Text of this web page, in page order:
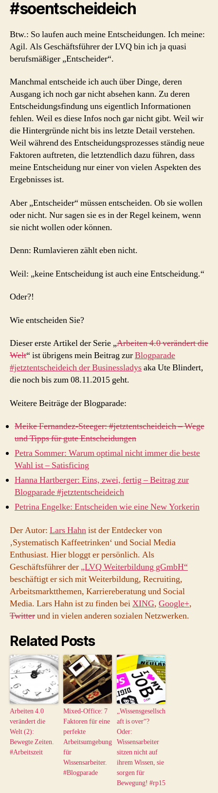
#soentscheideich
Btw.: So laufen auch meine Entscheidungen. Ich meine:
Agil. Als Geschäftsführer der LVQ bin ich ja quasi
berufsmäßiger „Entscheider“.
Manchmal entscheide ich auch über Dinge, deren
Ausgang ich noch gar nicht absehen kann. Zu deren
Entscheidungsfindung uns eigentlich Informationen
fehlen. Weil es diese Infos noch gar nicht gibt. Weil wir
die Hintergründe nicht bis ins letzte Detail verstehen.
Weil während des Entscheidungsprozesses ständig neue
Faktoren auftreten, die letztendlich dazu führen, dass
meine Entscheidung nur einer von vielen Aspekten des
Ergebnisses ist.
Aber „Entscheider“ müssen entscheiden. Ob sie wollen
oder nicht. Nur sagen sie es in der Regel keinem, wenn
sie nicht wollen oder können.
Denn: Rumlavieren zählt eben nicht.
Weil: „keine Entscheidung ist auch eine Entscheidung.“
Oder?!
Wie entscheiden Sie?
Dieser erste Artikel der Serie „Arbeiten 4.0 verändert die
Welt“ ist übrigens mein Beitrag zurBlogparade
#jetztentscheideich der Businessladysaka Ute Blindert,
die noch bis zum 08.11.2015 geht.
Weitere Beiträge der Blogparade:
Meike Fernandez-Steeger: #jetztentscheideich – Wege
und Tipps für gute Entscheidungen
Petra Sommer: Warum optimal nicht immer die beste
Wahl ist – Satisficing
Hanna Hartberger: Eins, zwei, fertig – Beitrag zur
Blogparade #jetztentscheideich
Petrina Engelke: Entscheiden wie eine New Yorkerin
Der Autor: Lars Hahnist der Entdecker von
‚Systematisch Kaffeetrinken‘ und Social Media
Enthusiast. Hier bloggt er persönlich. Als
Geschäftsführer der „LVQ Weiterbildung gGmbH“
beschäftigt er sich mit Weiterbildung, Recruiting,
Arbeitsmarktthemen, Karriereberatung und Social
Media. Lars Hahn ist zu finden beiXING, Google+,
Twitterund in vielen anderen sozialen Netzwerken.
Related Posts
Arbeiten 4.0
verändert die
Welt (2):
Bewegte Zeiten.
#Arbeitszeit
Mixed-Office: 7
Faktoren für eine
perfekte
Arbeitsumgebung
für
Wissensarbeiter.
#Blogparade
„Wissensgesellsch
aft is over“?
Oder:
Wissensarbeiter
sitzen nicht auf
ihrem Wissen, sie
sorgen für
Bewegung! #rp15